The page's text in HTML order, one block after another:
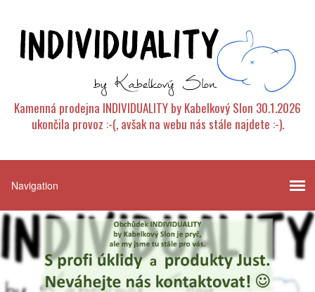
Kamenná prodejna INDIVIDUALITY by Kabelkový Slon 30.1.2026
ukončila provoz :-(, avšak na webu nás stále najdete :-).